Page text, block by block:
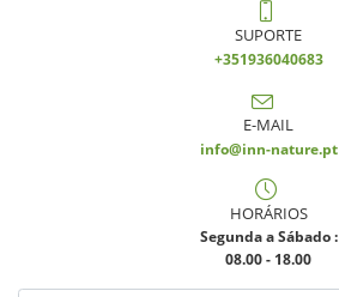
SUPORTE
+351936040683
E-MAIL
info@inn-nature.pt
HORÁRIOS
Segunda a Sábado :
08.00 - 18.00